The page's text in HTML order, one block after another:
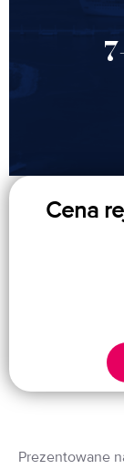
Cena
Prezentowane